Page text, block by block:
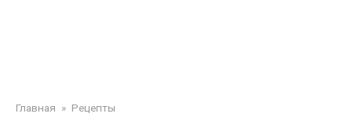
Главная » Рецепты